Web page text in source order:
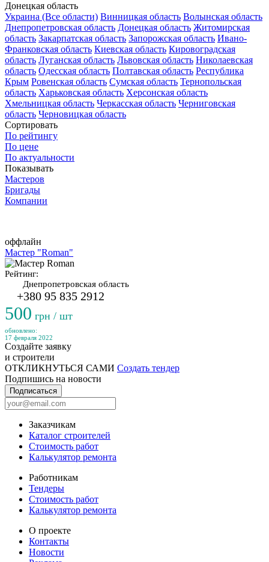
Донецкая область
Украина (Все области) Винницкая область Волынская область
Днепропетровская область Донецкая область Житомирская
область Закарпатская область Запорожская область Ивано-
Франковская область Киевская область Кировоградская
область Луганская область Львовская область Николаевская
область Одесская область Полтавская область Республика
Крым Ровенская область Сумская область Тернопольская
область Харьковская область Херсонская область
Хмельницкая область Черкасская область Черниговская
область Черновицкая область
Сортировать
По рейтингу
По цене
По актуальности
Показывать
Мастеров
Бригады
Компании
оффлайн
Мастер "Roman"
Рейтинг:
Днепропетровская область
+380 95 835 2912
500 грн / шт
обновлено:
17 февраля 2022
Создайте заявку
и строители
ОТКЛИКНУТЬСЯ САМИ Создать тендер
Подпишись на новости
Подписаться
Заказчикам
Каталог строителей
Стоимость работ
Калькулятор ремонта
Работникам
Тендеры
Стоимость работ
Калькулятор ремонта
О проекте
Контакты
Новости